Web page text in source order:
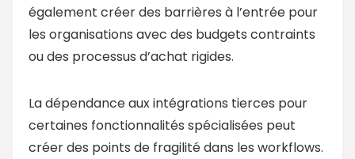
également créer des barrières à l’entrée pour
les organisations avec des budgets contraints
ou des processus d’achat rigides.
La dépendance aux intégrations tierces pour
certaines fonctionnalités spécialisées peut
créer des points de fragilité dans les workflows.